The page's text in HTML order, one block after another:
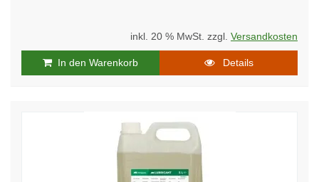
inkl. 20 % MwSt. zzgl. Versandkosten
In den Warenkorb Details